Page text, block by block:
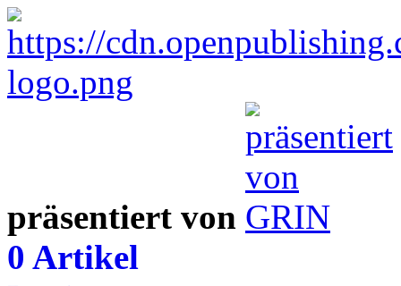
präsentiert von
0 Artikel